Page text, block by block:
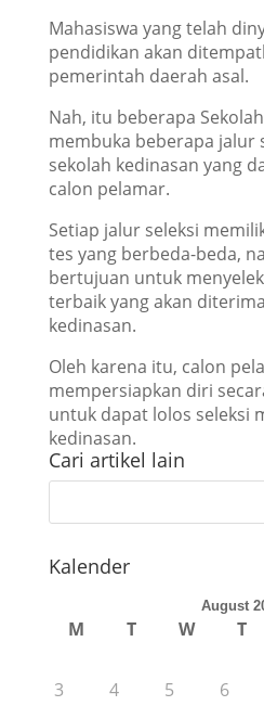
Mahasiswa yang telah
pendidikan akan
pemerintah daerah asal.
Nah, itu beberapa
membuka beberapa jalur
sekolah kedinasan yang
calon pelamar.
Setiap jalur seleksi
tes yang berbeda-beda,
bertujuan untuk
terbaik yang akan
kedinasan.
Oleh karena itu, calon
mempersiapkan diri
untuk dapat lolos seleksi
kedinasan.
Cari artikel lain
Kalender
August
M T W T
3
4 5 6